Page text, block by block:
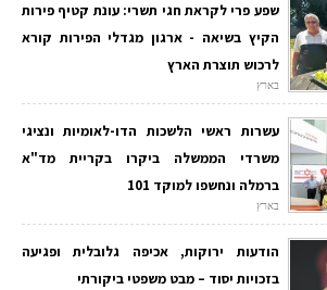
שפע פרי לקראת חגי תשרי: עונת קטיף פירות
הקיץ בשיאה - ארגון מגדלי הפירות קורא
לרכוש תוצרת הארץ
בארץ
עשרות ראשי הלשכות הדו-לאומיות ונציגי
משרדי הממשלה ביקרו בקריית מד"א
ברמלה ונחשפו למוקד 101
בארץ
הודעות ירוקות, אכיפה גלובלית ופגיעה
בזכויות יסוד – מבט משפטי ביקורתי